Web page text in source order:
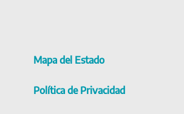
Mapa del Estado
Política de Privacidad